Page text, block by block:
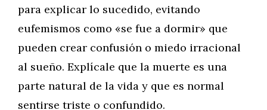
para explicar lo sucedido, evitando
eufemismos como «se fue a dormir» que
pueden crear confusión o miedo irracional
al sueño. Explícale que la muerte es una
parte natural de la vida y que es normal
sentirse triste o confundido.